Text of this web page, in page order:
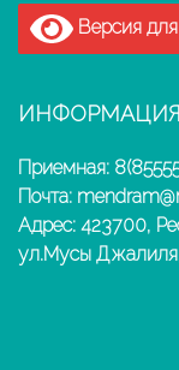
Версия
ИНФОРМАЦИЯ
Приемная:
Почта:
Адрес: 423700,
ул.Мусы